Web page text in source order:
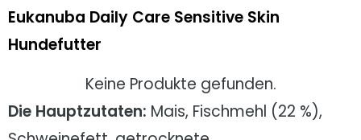
Eukanuba Daily Care Sensitive Skin
Hundefutter
Keine Produkte gefunden.
Die Hauptzutaten: Mais, Fischmehl (22 %),